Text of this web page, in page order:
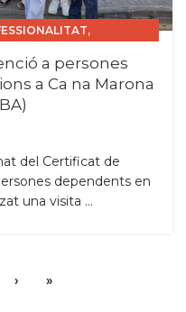
,
,
a persones
a Ca na Marona
del Certificat de
dependents en
una visita ...
› »